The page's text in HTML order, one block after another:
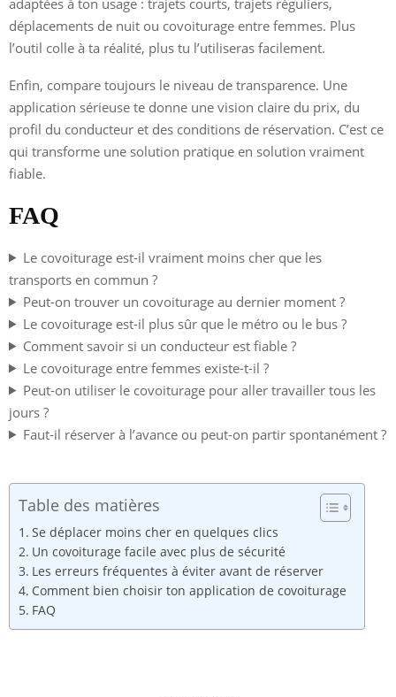
déplacements de nuit ou covoiturage entre femmes. Plus
l’outil colle à ta réalité, plus tu l’utiliseras facilement.
Enfin, compare toujours le niveau de transparence. Une
application sérieuse te donne une vision claire du prix, du
profil du conducteur et des conditions de réservation. C’est ce
qui transforme une solution pratique en solution vraiment
fiable.
FAQ
Le covoiturage est-il vraiment moins cher que les
transports en commun ?
Peut-on trouver un covoiturage au dernier moment ?
Le covoiturage est-il plus sûr que le métro ou le bus ?
Comment savoir si un conducteur est fiable ?
Le covoiturage entre femmes existe-t-il ?
Peut-on utiliser le covoiturage pour aller travailler tous les
jours ?
Faut-il réserver à l’avance ou peut-on partir spontanément ?
Table des matières
Se déplacer moins cher en quelques clics
Un covoiturage facile avec plus de sécurité
Les erreurs fréquentes à éviter avant de réserver
Comment bien choisir ton application de covoiturage
FAQ